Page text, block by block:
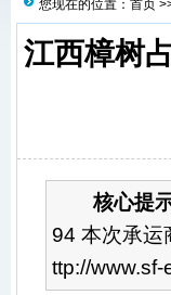
您现在的位置： 首页
江西樟树
核心提示
94 本次承运
ttp://